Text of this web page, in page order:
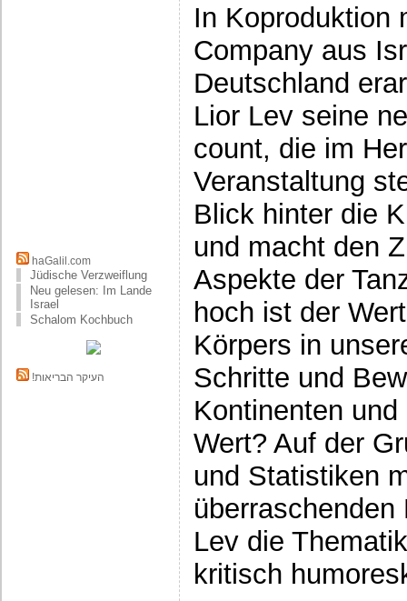
haGalil.com
Jüdische Verzweiflung
Neu gelesen: Im Lande
Israel
Schalom Kochbuch
!העיקר הבריאות
In Koproduktion
Company aus
Deutschland
Lior Lev seine
count, die im
Veranstaltung
Blick hinter die
und macht den
Aspekte der
hoch ist der
Körpers in
Schritte und
Kontinenten
Wert? Auf der
und Statistiken
Lev die
kritisch